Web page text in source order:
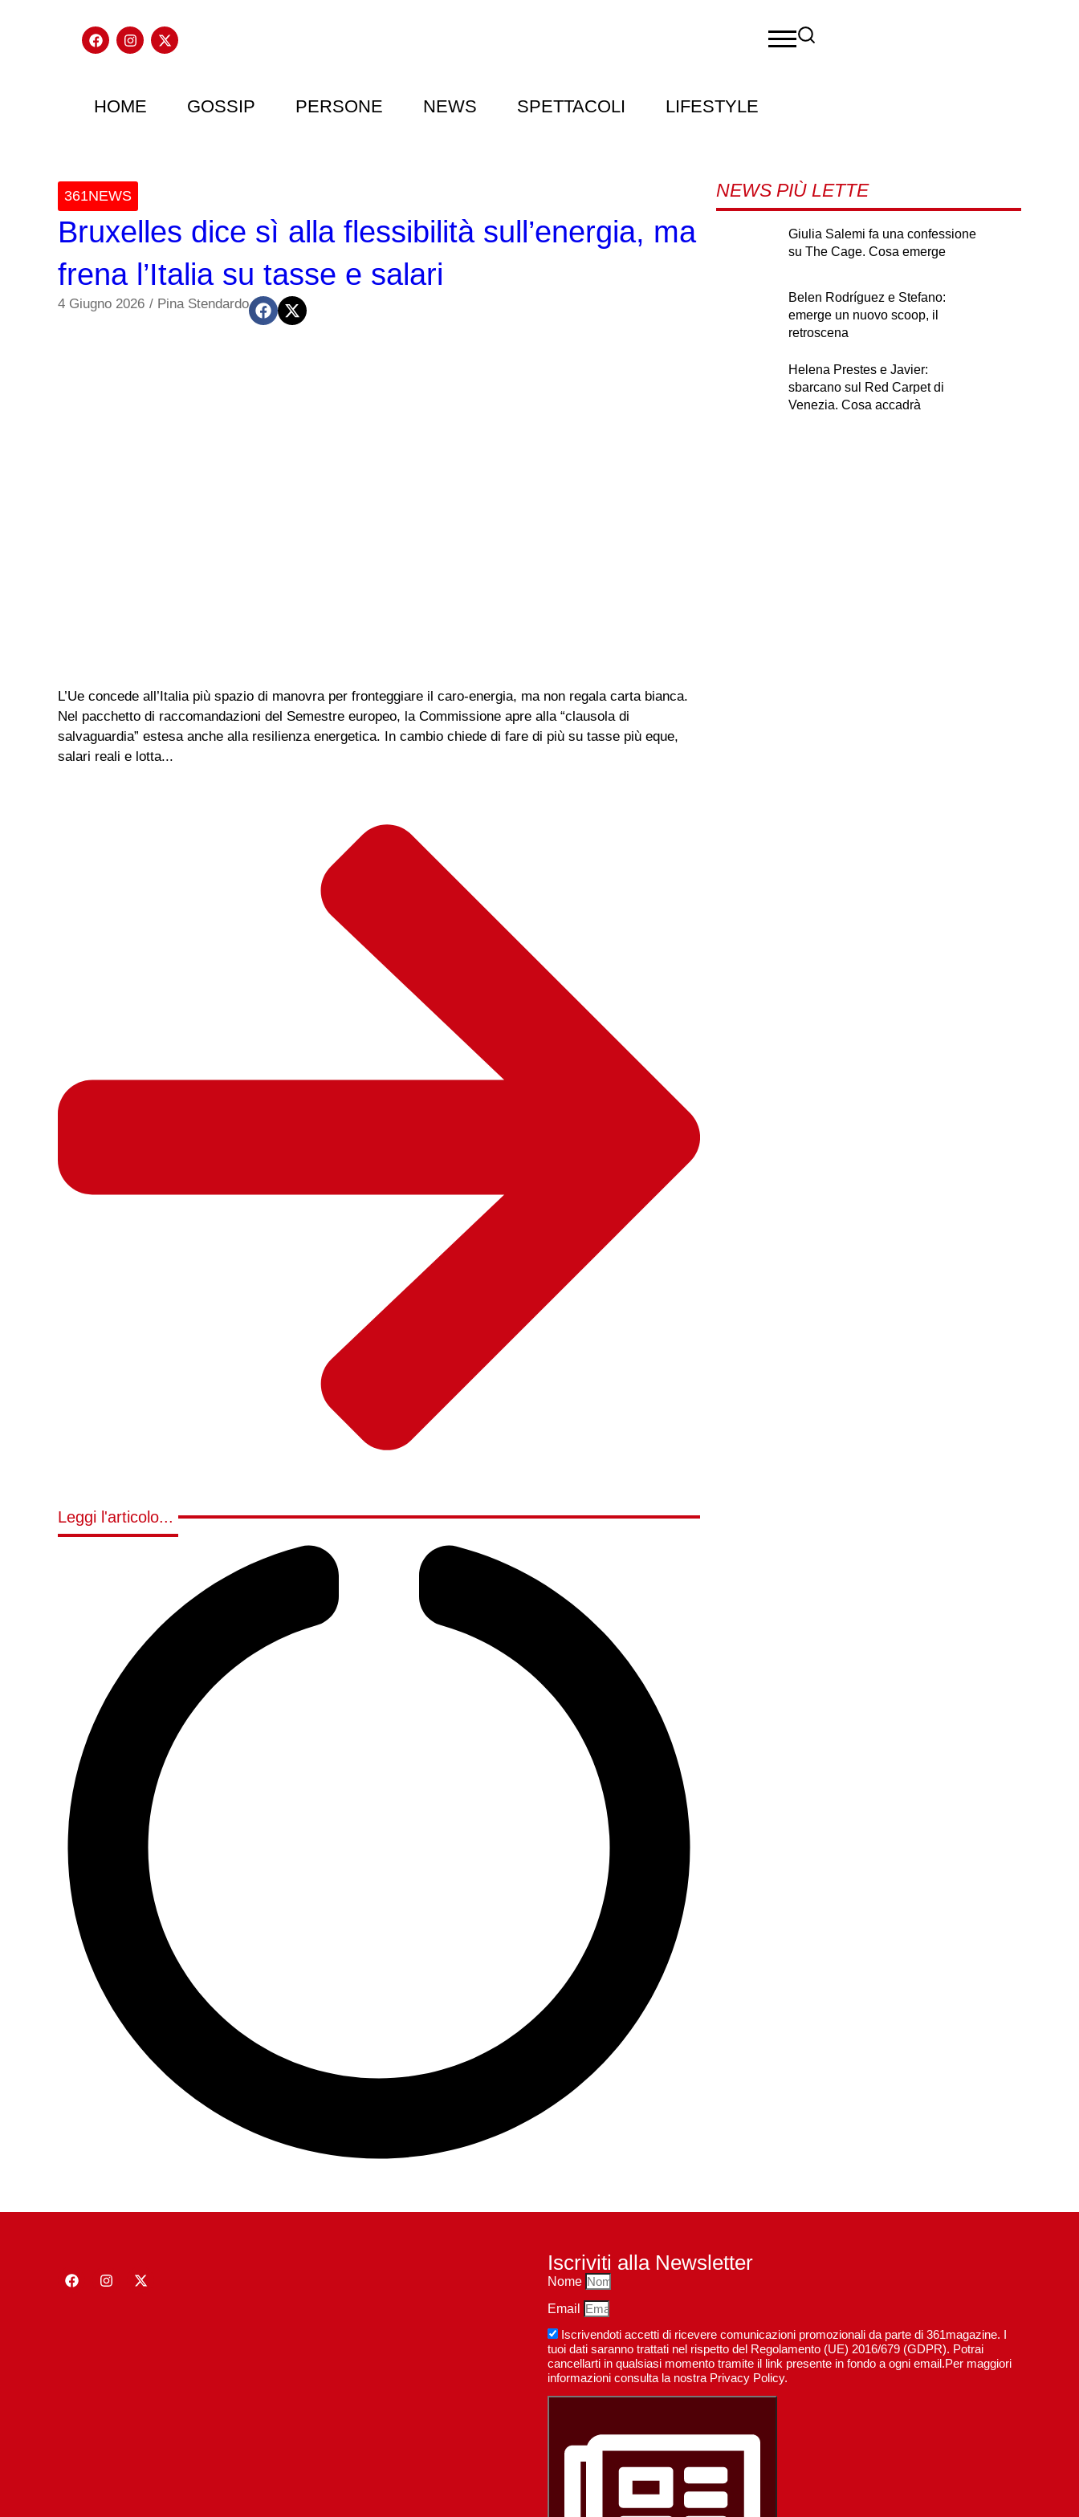
HOME GOSSIP PERSONE NEWS SPETTACOLI LIFESTYLE
361NEWS
Bruxelles dice sì alla flessibilità sull’energia, ma
frena l’Italia su tasse e salari
4 Giugno 2026 / Pina Stendardo
L’Ue concede all’Italia più spazio di manovra per fronteggiare il caro-energia, ma non regala carta bianca.
Nel pacchetto di raccomandazioni del Semestre europeo, la Commissione apre alla “clausola di
salvaguardia” estesa anche alla resilienza energetica. In cambio chiede di fare di più su tasse più eque,
salari reali e lotta...
Leggi l'articolo...
NEWS PIÙ LETTE
Giulia Salemi fa una confessione
su The Cage. Cosa emerge
Belen Rodríguez e Stefano:
emerge un nuovo scoop, il
retroscena
Helena Prestes e Javier:
sbarcano sul Red Carpet di
Venezia. Cosa accadrà
Iscriviti alla Newsletter
Nome
Email
Iscrivendoti accetti di ricevere comunicazioni promozionali da parte di 361magazine. I
tuoi dati saranno trattati nel rispetto del Regolamento (UE) 2016/679 (GDPR). Potrai
cancellarti in qualsiasi momento tramite il link presente in fondo a ogni email.Per maggiori
informazioni consulta la nostra Privacy Policy.